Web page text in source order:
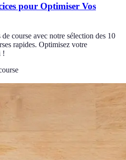
pour Optimiser Vos
course avec notre sélection des 10
rapides. Optimisez votre
!